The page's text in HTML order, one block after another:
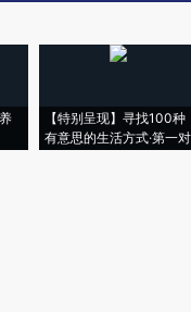
【特别呈现】寻找100种
有意思的生活方式·第一对